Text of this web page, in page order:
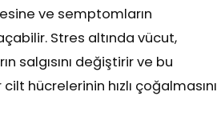
ve semptomların
Stres altında vücut,
salgısını değiştirir ve bu
hücrelerinin hızlı çoğalmasını